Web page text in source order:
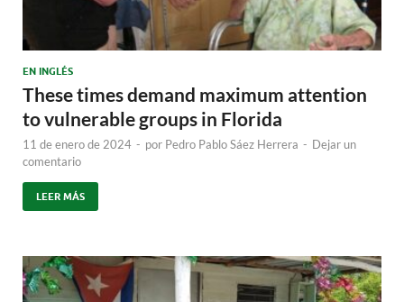
EN INGLÉS
These times demand maximum attention
to vulnerable groups in Florida
11 de enero de 2024 - por Pedro Pablo Sáez Herrera - Dejar un
comentario
LEER MÁS